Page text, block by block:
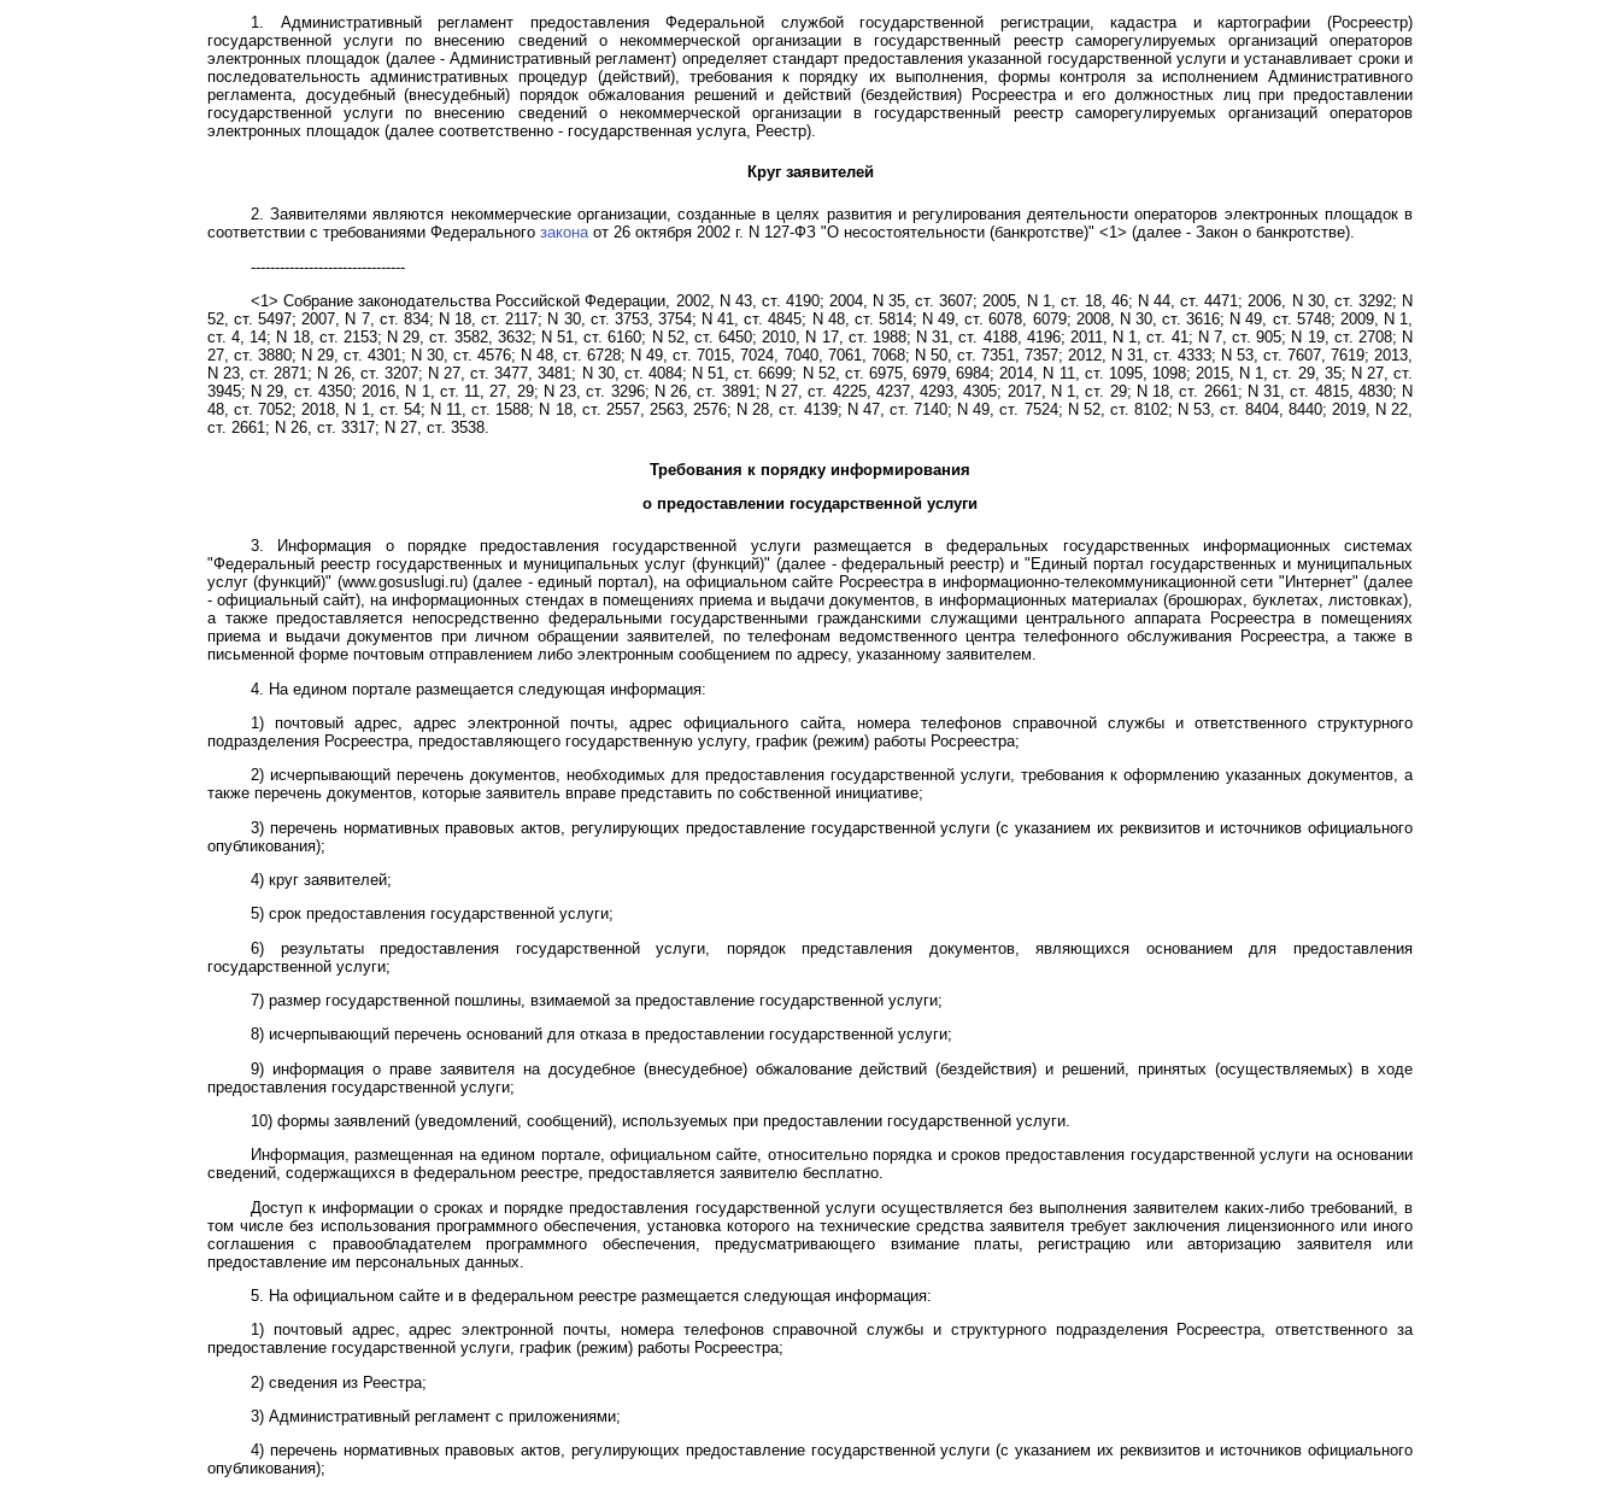
1. Административный регламент предоставления Федеральной службой государственной регистрации, кадастра и картографии (Росреестр)
государственной услуги по внесению сведений о некоммерческой организации в государственный реестр саморегулируемых организаций операторов
электронных площадок (далее - Административный регламент) определяет стандарт предоставления указанной государственной услуги и устанавливает сроки и
последовательность административных процедур (действий), требования к порядку их выполнения, формы контроля за исполнением Административного
регламента, досудебный (внесудебный) порядок обжалования решений и действий (бездействия) Росреестра и его должностных лиц при предоставлении
государственной услуги по внесению сведений о некоммерческой организации в государственный реестр саморегулируемых организаций операторов
электронных площадок (далее соответственно - государственная услуга, Реестр).
Круг заявителей
2. Заявителями являются некоммерческие организации, созданные в целях развития и регулирования деятельности операторов электронных площадок в
соответствии с требованиями Федерального законаот 26 октября 2002 г. N 127-ФЗ "О несостоятельности (банкротстве)" <1> (далее - Закон о банкротстве).
--------------------------------
<1> Собрание законодательства Российской Федерации, 2002, N 43, ст. 4190; 2004, N 35, ст. 3607; 2005, N 1, ст. 18, 46; N 44, ст. 4471; 2006, N 30, ст. 3292; N
52, ст. 5497; 2007, N 7, ст. 834; N 18, ст. 2117; N 30, ст. 3753, 3754; N 41, ст. 4845; N 48, ст. 5814; N 49, ст. 6078, 6079; 2008, N 30, ст. 3616; N 49, ст. 5748; 2009, N 1,
ст. 4, 14; N 18, ст. 2153; N 29, ст. 3582, 3632; N 51, ст. 6160; N 52, ст. 6450; 2010, N 17, ст. 1988; N 31, ст. 4188, 4196; 2011, N 1, ст. 41; N 7, ст. 905; N 19, ст. 2708; N
27, ст. 3880; N 29, ст. 4301; N 30, ст. 4576; N 48, ст. 6728; N 49, ст. 7015, 7024, 7040, 7061, 7068; N 50, ст. 7351, 7357; 2012, N 31, ст. 4333; N 53, ст. 7607, 7619; 2013,
N 23, ст. 2871; N 26, ст. 3207; N 27, ст. 3477, 3481; N 30, ст. 4084; N 51, ст. 6699; N 52, ст. 6975, 6979, 6984; 2014, N 11, ст. 1095, 1098; 2015, N 1, ст. 29, 35; N 27, ст.
3945; N 29, ст. 4350; 2016, N 1, ст. 11, 27, 29; N 23, ст. 3296; N 26, ст. 3891; N 27, ст. 4225, 4237, 4293, 4305; 2017, N 1, ст. 29; N 18, ст. 2661; N 31, ст. 4815, 4830; N
48, ст. 7052; 2018, N 1, ст. 54; N 11, ст. 1588; N 18, ст. 2557, 2563, 2576; N 28, ст. 4139; N 47, ст. 7140; N 49, ст. 7524; N 52, ст. 8102; N 53, ст. 8404, 8440; 2019, N 22,
ст. 2661; N 26, ст. 3317; N 27, ст. 3538.
Требования к порядку информирования
о предоставлении государственной услуги
3. Информация о порядке предоставления государственной услуги размещается в федеральных государственных информационных системах
"Федеральный реестр государственных и муниципальных услуг (функций)" (далее - федеральный реестр) и "Единый портал государственных и муниципальных
услуг (функций)" (www.gosuslugi.ru) (далее - единый портал), на официальном сайте Росреестра в информационно-телекоммуникационной сети "Интернет" (далее
- официальный сайт), на информационных стендах в помещениях приема и выдачи документов, в информационных материалах (брошюрах, буклетах, листовках),
а также предоставляется непосредственно федеральными государственными гражданскими служащими центрального аппарата Росреестра в помещениях
приема и выдачи документов при личном обращении заявителей, по телефонам ведомственного центра телефонного обслуживания Росреестра, а также в
письменной форме почтовым отправлением либо электронным сообщением по адресу, указанному заявителем.
4. На едином портале размещается следующая информация:
1) почтовый адрес, адрес электронной почты, адрес официального сайта, номера телефонов справочной службы и ответственного структурного
подразделения Росреестра, предоставляющего государственную услугу, график (режим) работы Росреестра;
2) исчерпывающий перечень документов, необходимых для предоставления государственной услуги, требования к оформлению указанных документов, а
также перечень документов, которые заявитель вправе представить по собственной инициативе;
3) перечень нормативных правовых актов, регулирующих предоставление государственной услуги (с указанием их реквизитов и источников официального
опубликования);
4) круг заявителей;
5) срок предоставления государственной услуги;
6) результаты предоставления государственной услуги, порядок представления документов, являющихся основанием для предоставления
государственной услуги;
7) размер государственной пошлины, взимаемой за предоставление государственной услуги;
8) исчерпывающий перечень оснований для отказа в предоставлении государственной услуги;
9) информация о праве заявителя на досудебное (внесудебное) обжалование действий (бездействия) и решений, принятых (осуществляемых) в ходе
предоставления государственной услуги;
10) формы заявлений (уведомлений, сообщений), используемых при предоставлении государственной услуги.
Информация, размещенная на едином портале, официальном сайте, относительно порядка и сроков предоставления государственной услуги на основании
сведений, содержащихся в федеральном реестре, предоставляется заявителю бесплатно.
Доступ к информации о сроках и порядке предоставления государственной услуги осуществляется без выполнения заявителем каких-либо требований, в
том числе без использования программного обеспечения, установка которого на технические средства заявителя требует заключения лицензионного или иного
соглашения с правообладателем программного обеспечения, предусматривающего взимание платы, регистрацию или авторизацию заявителя или
предоставление им персональных данных.
5. На официальном сайте и в федеральном реестре размещается следующая информация:
1) почтовый адрес, адрес электронной почты, номера телефонов справочной службы и структурного подразделения Росреестра, ответственного за
предоставление государственной услуги, график (режим) работы Росреестра;
2) сведения из Реестра;
3) Административный регламент с приложениями;
4) перечень нормативных правовых актов, регулирующих предоставление государственной услуги (с указанием их реквизитов и источников официального
опубликования);